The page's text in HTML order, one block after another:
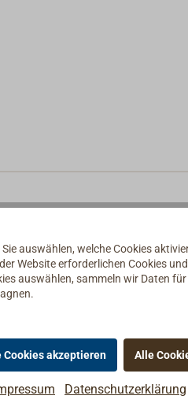
Sie auswählen, welche Cookies
Website erforderlichen Cookies
auswählen, sammeln wir Daten
akzeptieren Alle
Datenschutzerklärung